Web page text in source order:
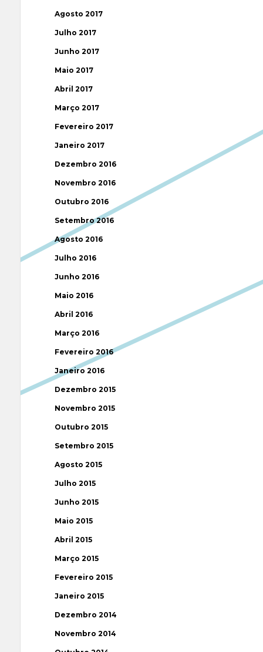
Agosto 2017
Julho 2017
Junho 2017
Maio 2017
Abril 2017
Março 2017
Fevereiro 2017
Janeiro 2017
Dezembro 2016
Novembro 2016
Outubro 2016
Setembro 2016
Agosto 2016
Julho 2016
Junho 2016
Maio 2016
Abril 2016
Março 2016
Fevereiro 2016
Janeiro 2016
Dezembro 2015
Novembro 2015
Outubro 2015
Setembro 2015
Agosto 2015
Julho 2015
Junho 2015
Maio 2015
Abril 2015
Março 2015
Fevereiro 2015
Janeiro 2015
Dezembro 2014
Novembro 2014